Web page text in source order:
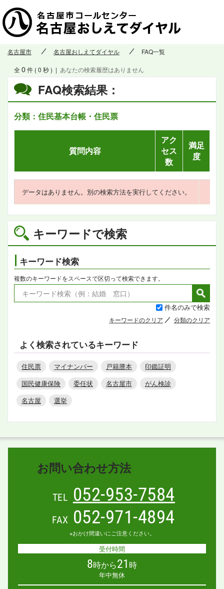
名古屋市 名古屋おしえてダイヤル FAQ一覧
キーワードで検索
キーワード検索
複数のキーワードをスペースで区切って検索できます。
件名のみで検索
キーワードのクリア 分類のクリア
よく検索されているキーワード
住民票 マイナンバー 戸籍謄本
印鑑証明
国民健康保険
委任状 名古屋市
がん検診
名古屋
選挙
FAQ検索結果：
分類：住民基本台帳・住民票
全0件 ( 0 秒 ) | あなたの検索履歴はありません
質問内容
アク
セス
数
満足
度
データはありません。別の検索方法を実行してください。
お問い合わせ方法
TEL 052-953-7584
FAX 052-971-4894
※おかけ間違いにご注意ください。
受付時間
8時から21 時
年中無休